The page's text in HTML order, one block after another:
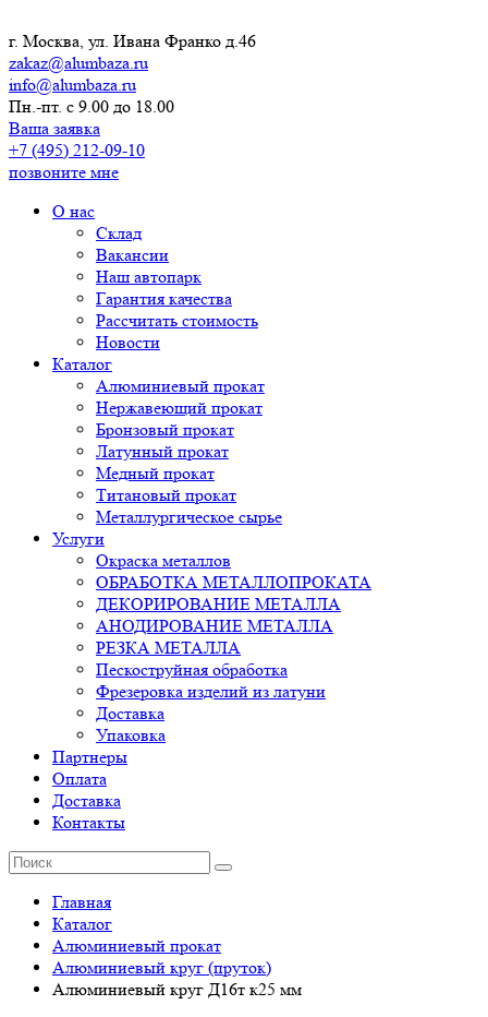
г. Москва, ул. Ивана Франко д.46
zakaz@alumbaza.ru
info@alumbaza.ru
Пн.-пт. с 9.00 до 18.00
Ваша заявка
+7 (495) 212-09-10
позвоните мне
О нас
Склад
Вакансии
Наш автопарк
Гарантия качества
Рассчитать стоимость
Новости
Каталог
Алюминиевый прокат
Нержавеющий прокат
Бронзовый прокат
Латунный прокат
Медный прокат
Титановый прокат
Металлургическое сырье
Услуги
Окраска металлов
ОБРАБОТКА МЕТАЛЛОПРОКАТА
ДЕКОРИРОВАНИЕ МЕТАЛЛА
АНОДИРОВАНИЕ МЕТАЛЛА
РЕЗКА МЕТАЛЛА
Пескоструйная обработка
Фрезеровка изделий из латуни
Доставка
Упаковка
Партнеры
Оплата
Доставка
Контакты
Главная
Каталог
Алюминиевый прокат
Алюминиевый круг (пруток)
Алюминиевый круг Д16т к25 мм